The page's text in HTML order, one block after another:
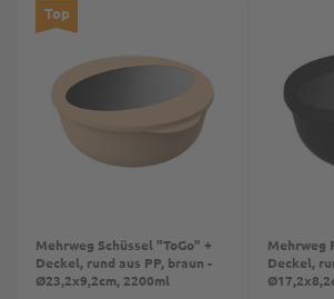
Top
Mehrweg Schüssel "ToGo" +
Deckel, rund aus PP, braun -
Ø23,2x9,2cm, 2200ml
Mehrweg
Deckel,